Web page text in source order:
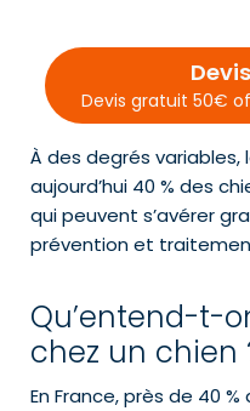
Devis gratuit 50€
À des degrés
aujourd’hui 40 % des
qui peuvent s’avérer
prévention et
Qu’entend-t-
chez un chien
En France, près de 40